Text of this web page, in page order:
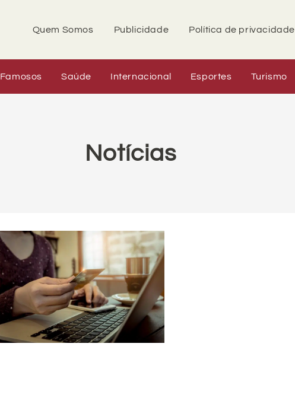
Quem Somos Publicidade Política de privacidade
Famosos Saúde Internacional Esportes Turismo
Notícias